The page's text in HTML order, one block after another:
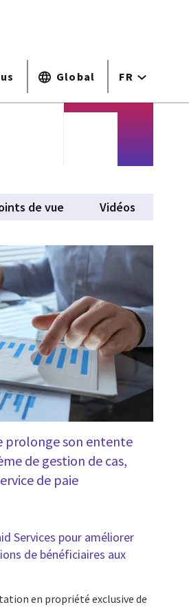
Global FR
de vue Vidéos
prolonge son entente
de gestion de cas,
de paie
Services pour améliorer
de bénéficiaires aux
en propriété exclusive de